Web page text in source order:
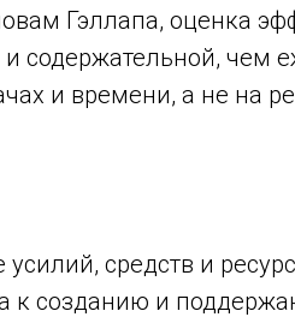
Гэллапа, оценка
содержательной, чем
и времени, а не на
средств и
к созданию и